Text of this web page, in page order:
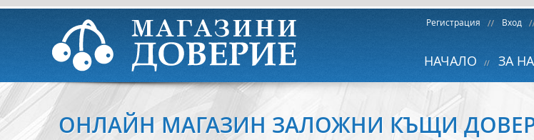
Регистрация Вход
НАЧАЛО ЗА
ОНЛАЙН МАГАЗИН ЗАЛОЖНИ КЪЩИ